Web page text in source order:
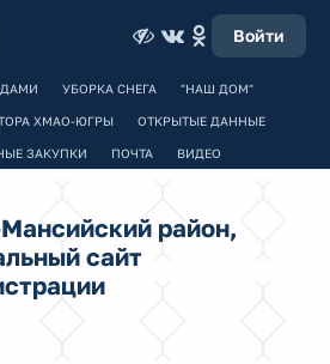
Войти
УБОРКА СНЕГА "НАШ ДОМ"
ХМАО-ЮГРЫ ОТКРЫТЫЕ ДАННЫЕ
ЗАКУПКИ ПОЧТА ВИДЕО
район,
сайт